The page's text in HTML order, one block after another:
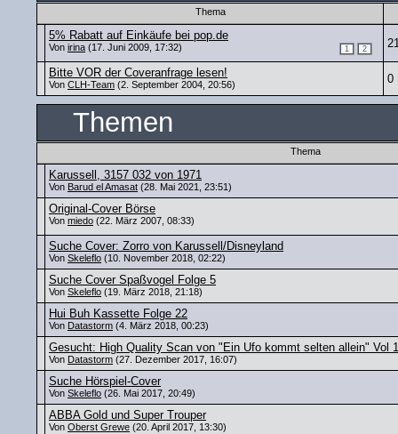
Thema
5% Rabatt auf Einkäufe bei pop.de
1 2
Von irina (17. Juni 2009, 17:32)
Bitte VOR der Coveranfrage lesen!
Von CLH-Team (2. September 2004, 20:56) 0
Themen
Thema
Karussell, 3157 032 von 1971
Von Barud el Amasat (28. Mai 2021, 23:51)
Original-Cover Börse
Von miedo (22. März 2007, 08:33)
Suche Cover: Zorro von Karussell/Disneyland
Von Skeleflo (10. November 2018, 02:22)
Suche Cover Spaßvogel Folge 5
Von Skeleflo (19. März 2018, 21:18)
Hui Buh Kassette Folge 22
Von Datastorm (4. März 2018, 00:23)
Gesucht: High Quality Scan von "Ein Ufo kommt selten allein" Vol
Von Datastorm (27. Dezember 2017, 16:07)
Suche Hörspiel-Cover
Von Skeleflo (26. Mai 2017, 20:49)
ABBA Gold und Super Trouper
Von Oberst Grewe (20. April 2017, 13:30)